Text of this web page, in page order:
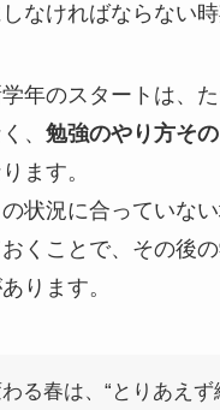
なければならない時
年のスタートは、
、 勉強のやり方そ
ます。
状況に合っていな
くことで、その後
ります。
わる春は、“とりあえず